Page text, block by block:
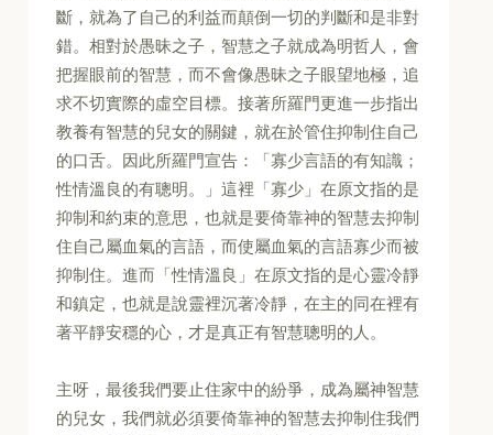
斷，就為了自己的利益而顛倒一切的判斷和是非對
錯。相對於愚昧之子，智慧之子就成為明哲人，會
把握眼前的智慧，而不會像愚昧之子眼望地極，追
求不切實際的虛空目標。接著所羅門更進一步指出
教養有智慧的兒女的關鍵，就在於管住抑制住自己
的口舌。因此所羅門宣告：「寡少言語的有知識；
性情溫良的有聰明。」這裡「寡少」在原文指的是
抑制和約束的意思，也就是要倚靠神的智慧去抑制
住自己屬血氣的言語，而使屬血氣的言語寡少而被
抑制住。進而「性情溫良」在原文指的是心靈冷靜
和鎮定，也就是說靈裡沉著冷靜，在主的同在裡有
著平靜安穩的心，才是真正有智慧聰明的人。
主呀，最後我們要止住家中的紛爭，成為屬神智慧
的兒女，我們就必須要倚靠神的智慧去抑制住我們